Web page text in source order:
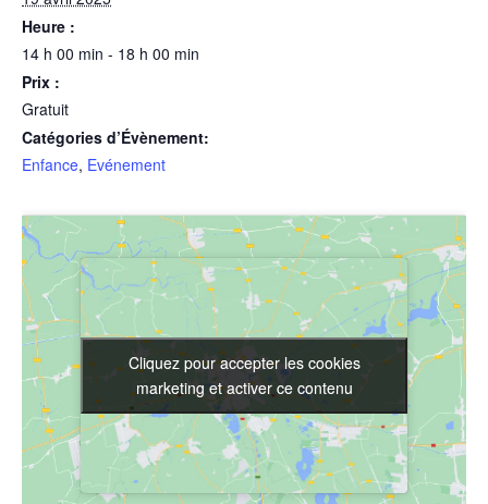
Heure :
14 h 00 min - 18 h 00 min
Prix :
Gratuit
Catégories d’Évènement:
Enfance, Evénement
Cliquez pour accepter les cookies
marketing et activer ce contenu
Cliquez pour accepter les cookies
marketing et activer ce contenu